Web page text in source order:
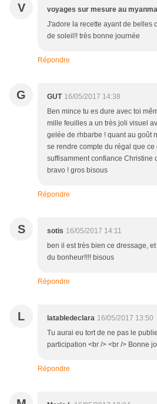
V voyages sur mesure au
J'adore la recette ayant de belles
de soleil!! très bonne journée
Répondre
G GUT 16/05/2017 14:38
Ben mince tu es dure avec toi
mille feuilles a un très joli visuel
gelée de rhbarbe ! quant au goût
se rendre compte du régal que ce
suffisamment confiance Christine
bravo ! gros bisous
Répondre
S sotis 16/05/2017 14:11
ben il est très bien ce dressage,
du bonheur!!!! bisous
Répondre
L latabledeclara 16/05/2017 13:50
Tu aurai eu tort de ne pas le
participation <br /> <br /> Bonne
Répondre